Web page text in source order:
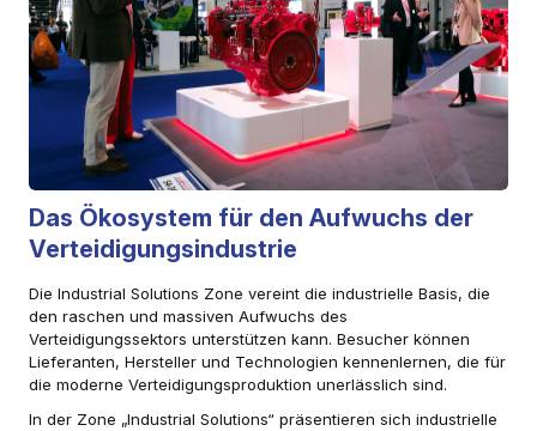
Das Ökosystem für den Aufwuchs der
Verteidigungsindustrie
Die Industrial Solutions Zone vereint die industrielle Basis, die
den raschen und massiven Aufwuchs des
Verteidigungssektors unterstützen kann. Besucher können
Lieferanten, Hersteller und Technologien kennenlernen, die für
die moderne Verteidigungsproduktion unerlässlich sind.
In der Zone „Industrial Solutions“ präsentieren sich industrielle